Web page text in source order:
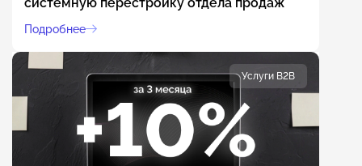
Подробнее
Услуги B2B